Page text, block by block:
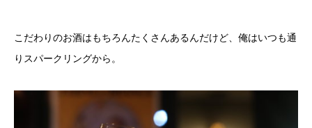
こだわりのお酒はもちろんたくさんあるんだけど、俺はいつも通
りスパークリングから。